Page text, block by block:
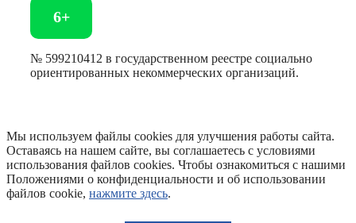
6+
№ 599210412 в государственном реестре социально
ориентированных некоммерческих организаций.
Мы используем файлы cookies для улучшения работы сайта.
Оставаясь на нашем сайте, вы соглашаетесь с условиями
использования файлов cookies. Чтобы ознакомиться с нашими
Положениями о конфиденциальности и об использовании
файлов cookie, нажмите здесь.